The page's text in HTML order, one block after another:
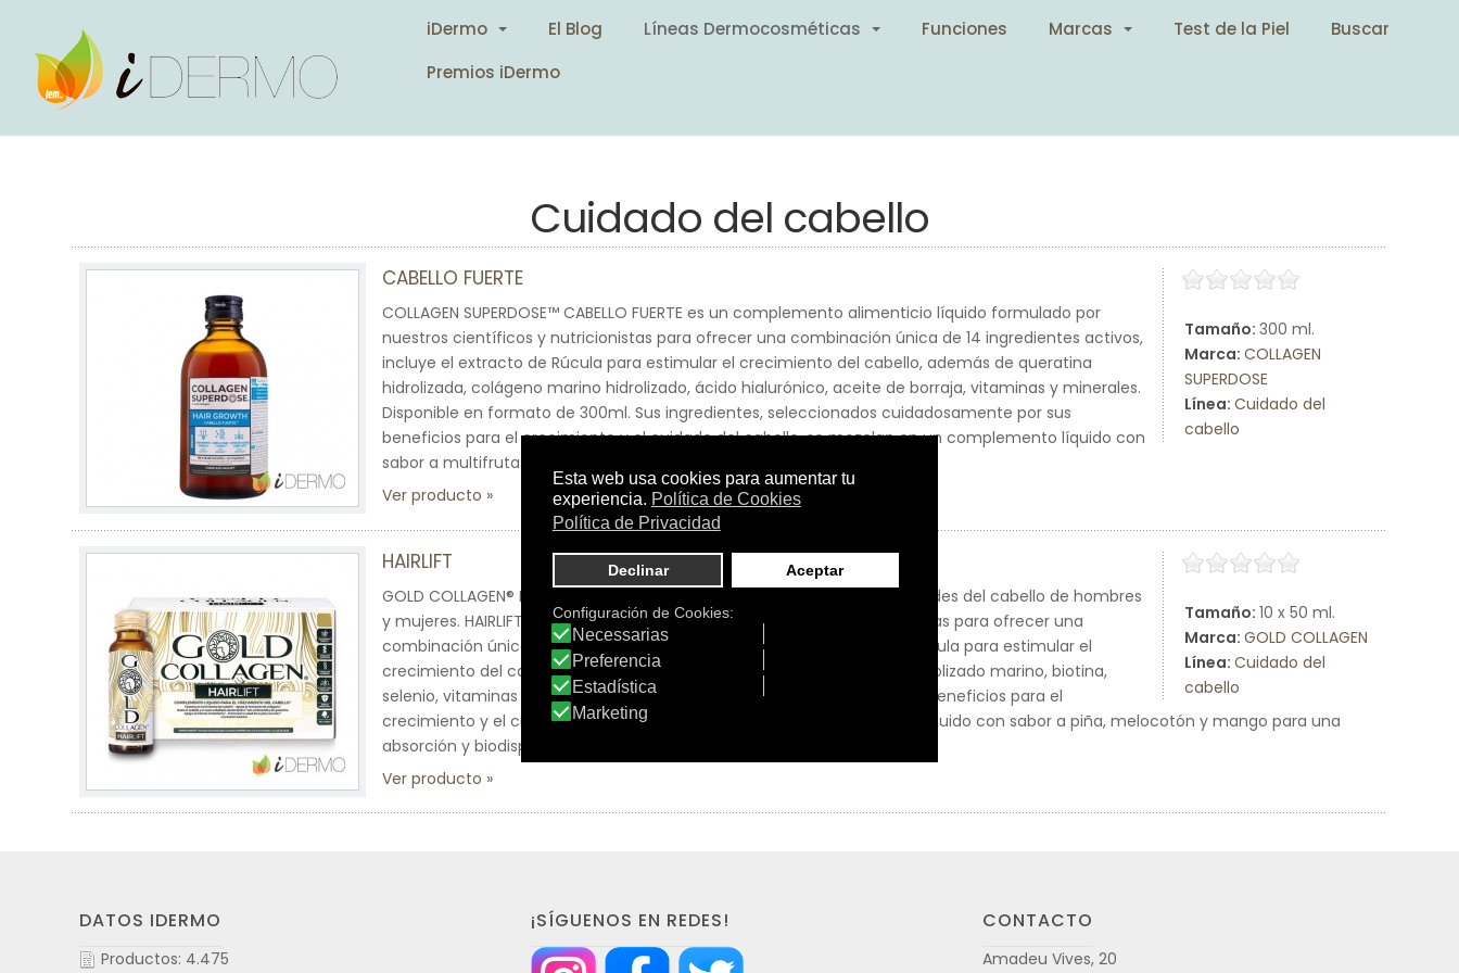
iDermo El Blog Líneas Dermocosméticas Funciones Marcas Test de la Piel
Buscar
Premios iDermo
Cuidado del cabello
Tamaño: 300 ml.
Marca: COLLAGEN
SUPERDOSE
Línea: Cuidado del
cabello
CABELLO FUERTE
COLLAGEN SUPERDOSE™ CABELLO FUERTE es un complemento alimenticio líquido formulado por
nuestros científicos y nutricionistas para ofrecer una combinación única de 14 ingredientes activos,
incluye el extracto de Rúcula para estimular el crecimiento del cabello, además de queratina
hidrolizada, colágeno marino hidrolizado, ácido hialurónico, aceite de borraja, vitaminas y minerales.
Disponible en formato de 300ml. Sus ingredientes, seleccionados cuidadosamente por sus
beneficios para el crecimiento y el cuidado del cabello, se mezclan en un complemento líquido con
sabor a multifrutas para una absorción y biodisponibilidad óptimas.
Ver producto
Tamaño: 10 x 50 ml.
Marca: GOLD COLLAGEN
Línea: Cuidado del
cabello
HAIRLIFT
GOLD COLLAGEN® HAIRLIFT está desarrollado para satisfacer las necesidades del cabello de hombres
y mujeres. HAIRLIFT está formulado por nuestros científicos y nutricionistas para ofrecer una
combinación única de 18 ingredientes activos, incluido el extracto de rúcula para estimular el
crecimiento del cabello, además de queratina hidrolizada, colágeno hidrolizado marino, biotina,
selenio, vitaminas y minerales. Seleccionados cuidadosamente por sus beneficios para el
crecimiento y el cuidado del cabello, se mezclan en un complemento líquido con sabor a piña, melocotón y mango para una
absorción y biodisponibilidad óptimas.
Ver producto
DATOS IDERMO
Productos: 4.475
¡SÍGUENOS EN REDES! CONTACTO
Amadeu Vives, 20